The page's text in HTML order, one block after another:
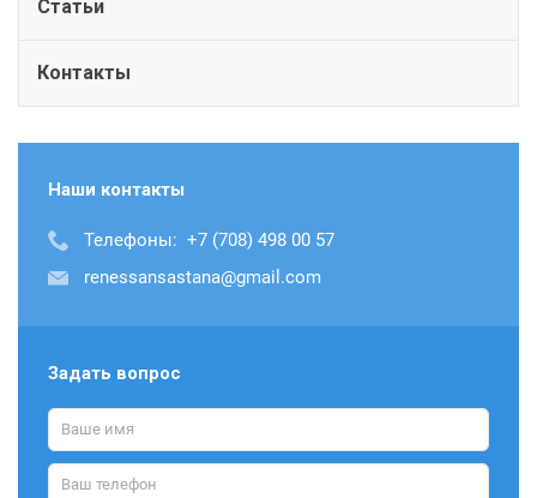
Статьи
Контакты
Наши контакты
Телефоны: +7 (708) 498 00 57
renessansastana@gmail.com
Задать вопрос